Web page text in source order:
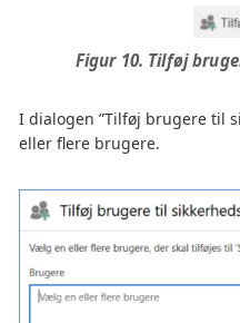
Figur 10. Tilføj
I dialogen ”Tilføj brugere til
eller flere brugere.